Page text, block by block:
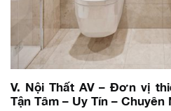
V. Nội Thất AV – Đơn vị
Tận Tâm – Uy Tín – Chuyên